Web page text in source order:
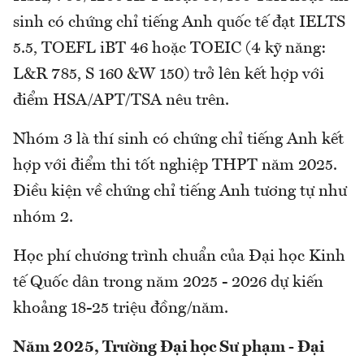
sinh có chứng chỉ tiếng Anh quốc tế đạt IELTS
5.5, TOEFL iBT 46 hoặc TOEIC (4 kỹ năng:
L&R 785, S 160 &W 150) trở lên kết hợp với
điểm HSA/APT/TSA nêu trên.
Nhóm 3 là thí sinh có chứng chỉ tiếng Anh kết
hợp với điểm thi tốt nghiệp THPT năm 2025.
Điều kiện về chứng chỉ tiếng Anh tương tự như
nhóm 2.
Học phí chương trình chuẩn của Đại học Kinh
tế Quốc dân trong năm 2025 - 2026 dự kiến
khoảng 18-25 triệu đồng/năm.
Năm 2025, Trường Đại học Sư phạm - Đại